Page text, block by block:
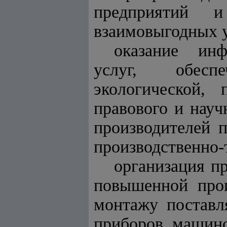
предприятий
взаимовыгодных
оказание
услуг,
правового и
организация
повышенной
монтажу